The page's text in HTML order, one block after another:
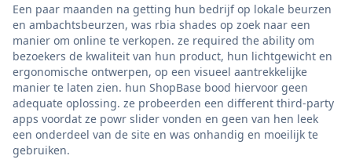
Een paar maanden na getting hun bedrijf op lokale beurzen
en ambachtsbeurzen, was rbia shades op zoek naar een
manier om online te verkopen. ze required the ability om
bezoekers de kwaliteit van hun product, hun lichtgewicht en
ergonomische ontwerpen, op een visueel aantrekkelijke
manier te laten zien. hun ShopBase bood hiervoor geen
adequate oplossing. ze probeerden een different third-party
apps voordat ze powr slider vonden en geen van hen leek
een onderdeel van de site en was onhandig en moeilijk te
gebruiken.